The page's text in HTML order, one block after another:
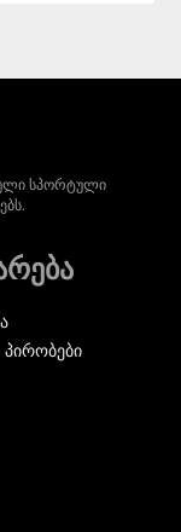
სპორტული
პირობები